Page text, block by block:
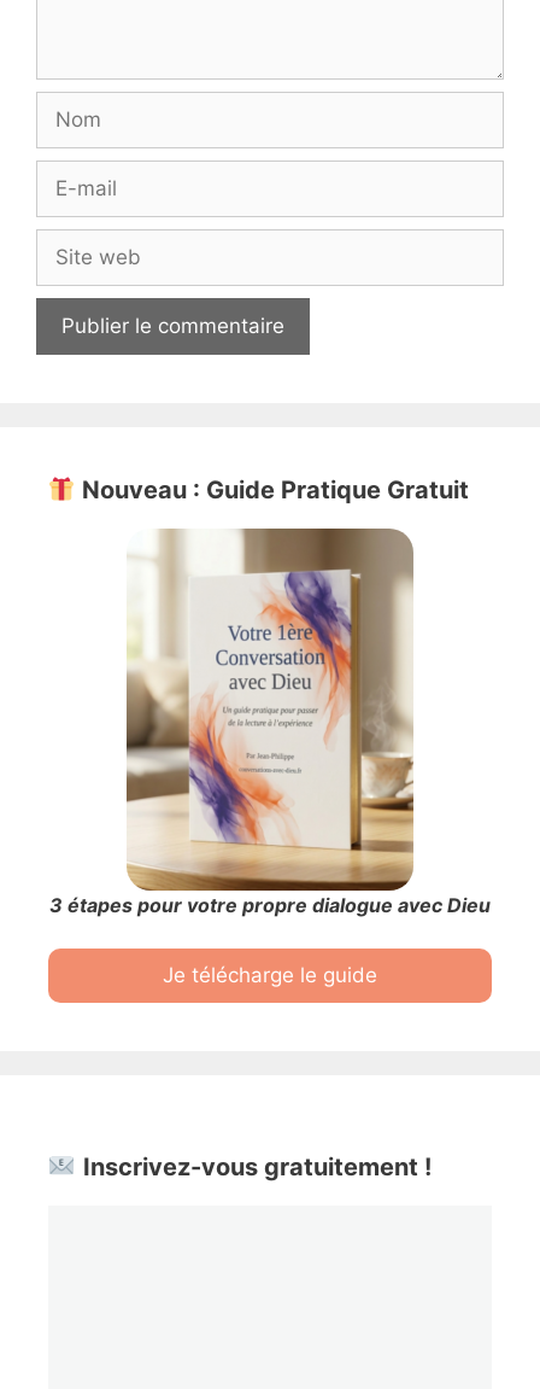
mail
web
Nouveau : Guide Pratique Gratuit
3 étapes pour votre propre dialogue avec Dieu
Je télécharge le guide
Inscrivez-vous gratuitement !